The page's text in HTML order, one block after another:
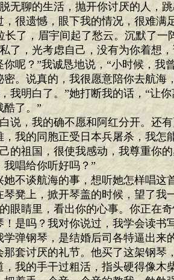
聊的生活，抛开你讨厌的人，
很遗憾，眼下我的情况，很难满
了，眉宇间起了愁云。沉默了一
，光考虑自己，没有为你着想，
呢？”我诚恳地说，“小时候，我
密。说真的，我很愿意陪你去航
明白了。”她打断我的话，“让
酷了。”
，我的确不愿和阿红分开。还
，我的同胞正受日本兵屠杀，我怎
祖国，很使我感动，我尊重你
唱给你听好吗？”
不谈航海的事，想听她怎样唱这
琴凳上，掀开琴盖的时候，望了我
睛里，看出你的心事。你正在
！是吗？我对你说过，我学会读
学弹钢琴，是结婚后司各特逼出来
那套讨厌的礼节。他买了这架钢琴
，我的手干过粗活，指头硬得像木